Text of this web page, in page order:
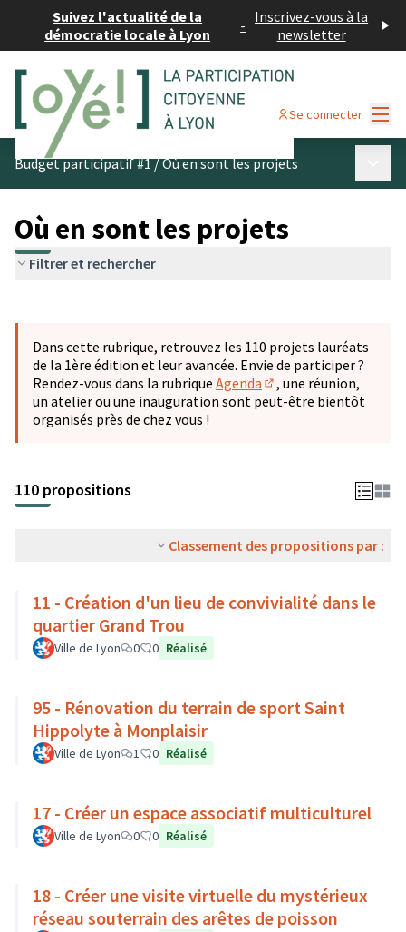
Suivez l'actualité de la
démocratie locale à Lyon
- Inscrivez-vous à la
newsletter
Se connecter
Budget participatif #1/Où en sont les projets
Où en sont les projets
Filtrer et rechercher
−
Dans cette rubrique, retrouvez les 110 projets lauréats
de la 1ère édition et leur avancée. Envie de participer ?
Rendez-vous dans la rubrique Agenda
(S'ouvre dans un
, une réunion,
un atelier ou une inauguration sont peut-être bientôt
organisés près de chez vous !
110 propositions
Classement des propositions par :
11 - Création d'un lieu de convivialité dans le
quartier Grand Trou
Ville de Lyon 0 0 Réalisé
95 - Rénovation du terrain de sport Saint
Hippolyte à Monplaisir
Ville de Lyon 1 0 Réalisé
17 - Créer un espace associatif multiculturel
Ville de Lyon 0 0 Réalisé
18 - Créer une visite virtuelle du mystérieux
réseau souterrain des arêtes de poisson